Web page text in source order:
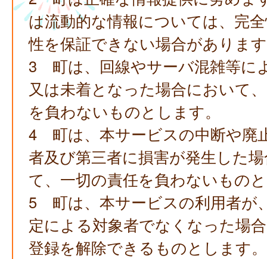
は流動的な情報については、完
性を保証できない場合がありま
3 町は、回線やサーバ混雑等に
又は未着となった場合において
を負わないものとします。
4 町は、本サービスの中断や廃
者及び第三者に損害が発生した
て、一切の責任を負わないもの
5 町は、本サービスの利用者が
定による対象者でなくなった場
登録を解除できるものとします。